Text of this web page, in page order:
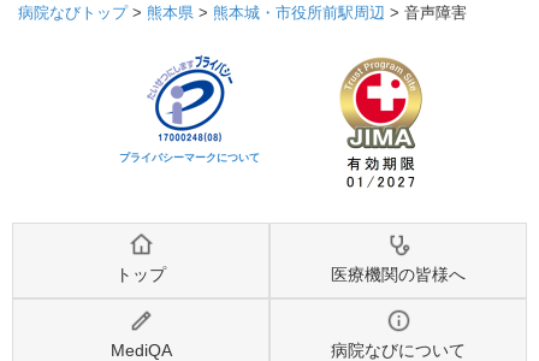
病院なびトップ> 熊本県 > 熊本城・市役所前駅周辺 > 音声障害
プライバシーマークについて
トップ 医療機関の皆様へ
MediQA 病院なびについて